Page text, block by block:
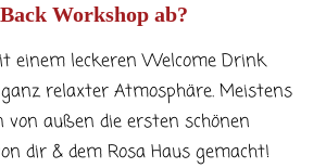
Workshop ab?
einem leckeren Welcome Drink
relaxter Atmosphäre. Meistens
von außen die ersten schönen
dir & dem Rosa Haus gemacht!